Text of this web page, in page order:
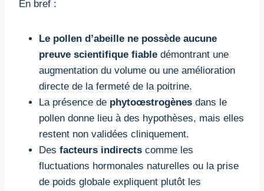
En bref :
Le pollen d’abeille ne possède aucune
preuve scientifique fiable démontrant une
augmentation du volume ou une amélioration
directe de la fermeté de la poitrine.
La présence de phytoœstrogènes dans le
pollen donne lieu à des hypothèses, mais elles
restent non validées cliniquement.
Des facteurs indirects comme les
fluctuations hormonales naturelles ou la prise
de poids globale expliquent plutôt les